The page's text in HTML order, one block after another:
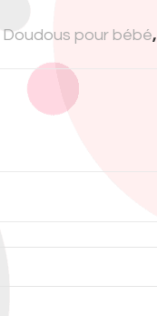
Doudous pour bébé,